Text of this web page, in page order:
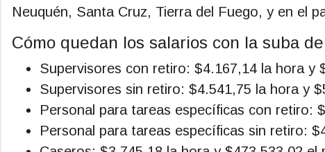
Neuquén, Santa Cruz, Tierra del Fuego, y en el
Cómo quedan los salarios con la suba
Supervisores con retiro: $4.167,14 la hora y
Supervisores sin retiro: $4.541,75 la hora y
Personal para tareas específicas con retiro:
Personal para tareas específicas sin retiro: